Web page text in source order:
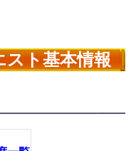
スト基本情報